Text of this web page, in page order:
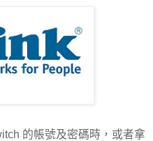
的帳號及密碼時，或者拿